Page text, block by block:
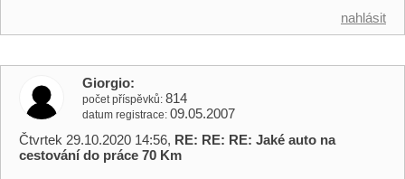
nahlásit
Giorgio
počet příspěvků 814
datum registrace 09.05.2007
Čtvrtek 29.10.2020 14:56, RE: RE: RE: Jaké auto na
cestování do práce 70 Km